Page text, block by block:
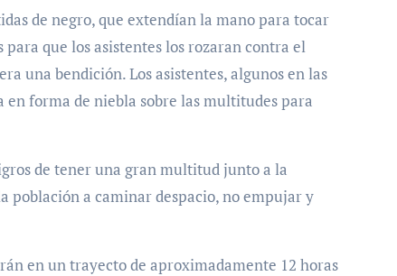
de negro, que extendían la mano para tocar
que los asistentes los rozaran contra el
una bendición. Los asistentes, algunos en las
en forma de niebla sobre las multitudes para
de tener una gran multitud junto a la
población a caminar despacio, no empujar y
en un trayecto de aproximadamente 12 horas